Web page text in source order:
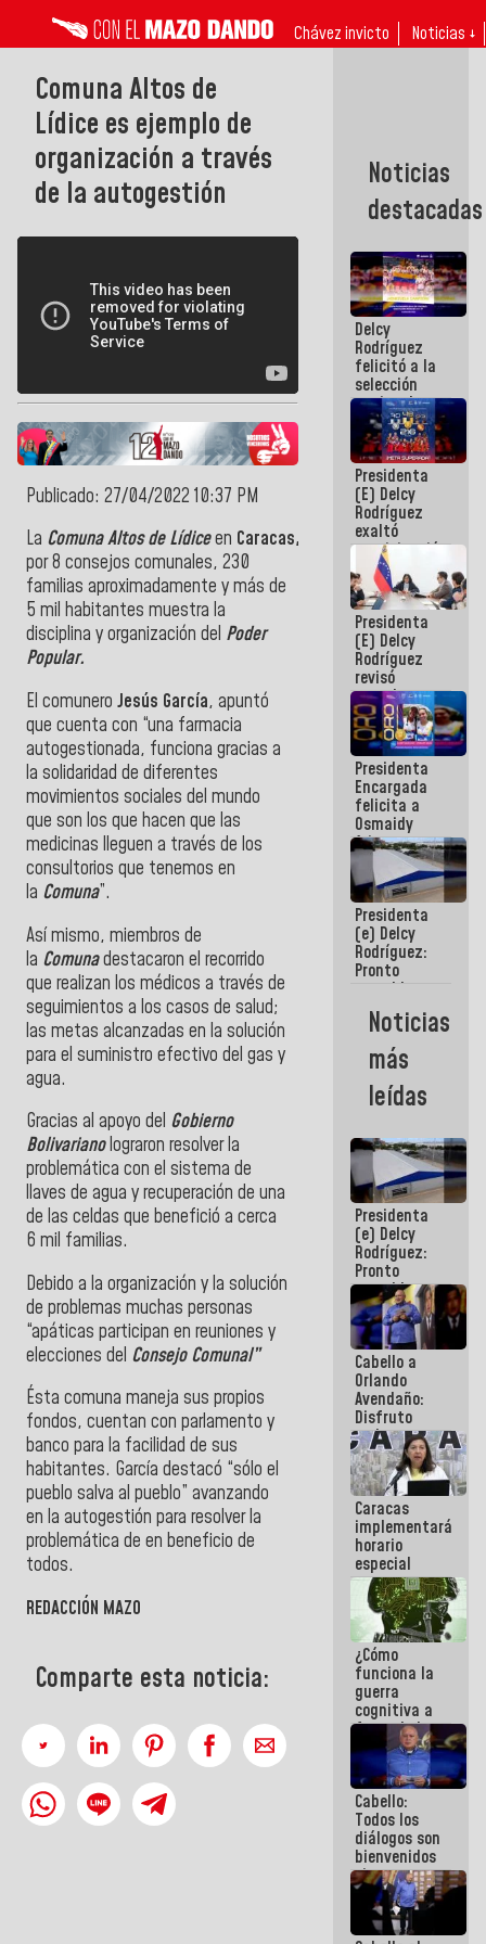
Chávez invicto Noticias ↓
Comuna Altos de
Lídice es ejemplo de
organización a través
de la autogestión
Publicado: 27/04/2022 10:37 PM
La ComunaAltos de Lídiceen Caracas,
constituida
por 8 consejos comunales, 230
familias aproximadamente y más de
5 mil habitantes muestra la
disciplina yorganización del Poder
Popular.
El comunero Jesús García, apuntó
que cuenta con “una farmacia
autogestionada, funciona gracias a
la solidaridad de diferentes
movimientos sociales del mundo
que son los que hacen que las
medicinas lleguen a través de los
consultorios que tenemos en
la Comuna”.
Así mismo, miembros de
la Comunadestacaron el recorrido
que realizan los médicos a través de
seguimientos a los casos de salud;
las metas alcanzadas en la solución
para el suministro efectivo del gas y
agua.
Gracias al apoyo del Gobierno
Bolivarianolograron resolver la
problemática con el sistema de
llaves de agua y recuperación de una
de las celdas que benefició a cerca
6 mil familias.
Debido a la organización y la solución
de problemas muchas personas
“apáticas participan en reuniones y
elecciones del Consejo Comunal”
Ésta comuna maneja sus propios
fondos, cuentan con parlamento y
banco para la facilidad de sus
habitantes. García destacó “sólo el
pueblo salva al pueblo” avanzando
en la autogestión para resolver la
problemática de en beneficio de
todos.
REDACCIÓN MAZO
Comparte esta noticia:
Noticias
destacadas
Delcy
Rodríguez
felicitó a la
selección
nacional
masculina
de voleibol
campeona
de la Copa
Panamericana
Sub-17
Presidenta
(E) Delcy
Rodríguez
exaltó
participación
de
Venezuela
en Juegos
Centroamericanos
y del Caribe
2026
Presidenta
(E) Delcy
Rodríguez
revisó
agenda
económica y
ejecución de
fondos de
emergencia
post-sismos
Presidenta
Encargada
felicita a
Osmaidy
Arias y
Giraly
Marcano por
hacer
historia en
los
Centroamericanos
Presidenta
(e) Delcy
Rodríguez:
Pronto
restableceremos
las
operaciones
Aeropuerto
Internacional
de
Noticias
más
leídas
Presidenta
(e) Delcy
Rodríguez:
Pronto
restableceremos
las
operaciones
en el
Aeropuerto
Internacional
de
Maiquetía
Cabello a
Orlando
Avendaño:
Disfruto
cada vez
que escribes
porque lo
que haces
es
embarrarla
Caracas
implementará
horario
especial
para
adaptarse
al plan de
ahorro
energético
¿Cómo
funciona la
guerra
cognitiva a
favor de la
narrativa
hegemónica?
(1)
Cabello:
Todos los
diálogos son
bienvenidos
siempre que
estén en el
marco de la
Constitución